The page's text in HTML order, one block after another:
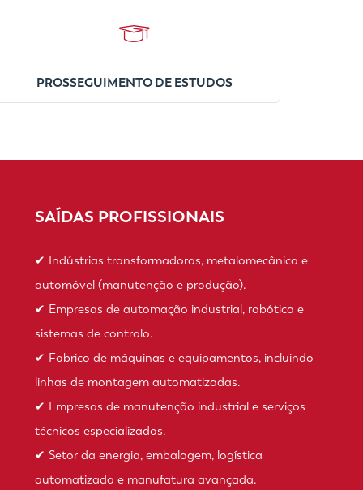
PROSSEGUIMENTO DE ESTUDOS
SAÍDAS PROFISSIONAIS
✔ Indústrias transformadoras, metalomecânica e
automóvel (manutenção e produção).
✔ Empresas de automação industrial, robótica e
sistemas de controlo.
✔ Fabrico de máquinas e equipamentos, incluindo
linhas de montagem automatizadas.
✔ Empresas de manutenção industrial e serviços
técnicos especializados.
✔ Setor da energia, embalagem, logística
automatizada e manufatura avançada.